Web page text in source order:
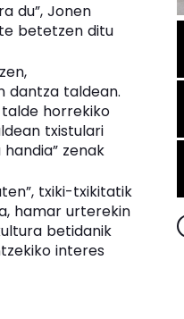
du”, Jonen
betetzen ditu
dantza taldean.
horrekiko
txistulari
zenak
txiki-txikitatik
hamar urterekin
betidanik
interes